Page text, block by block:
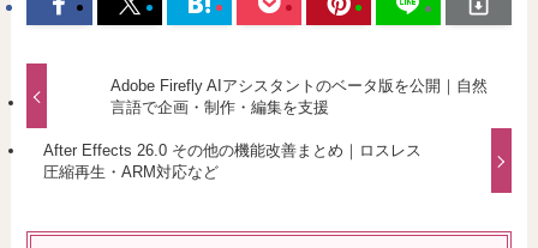
Adobe Firefly AIアシスタントのベータ版を公開｜自然
言語で企画・制作・編集を支援
After Effects 26.0 その他の機能改善まとめ｜ロスレス
圧縮再生・ARM対応など